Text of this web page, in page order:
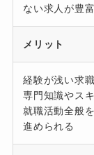
ない求人が豊富
メリット
経験が浅い求
専門知識やス
就職活動全般
進められる